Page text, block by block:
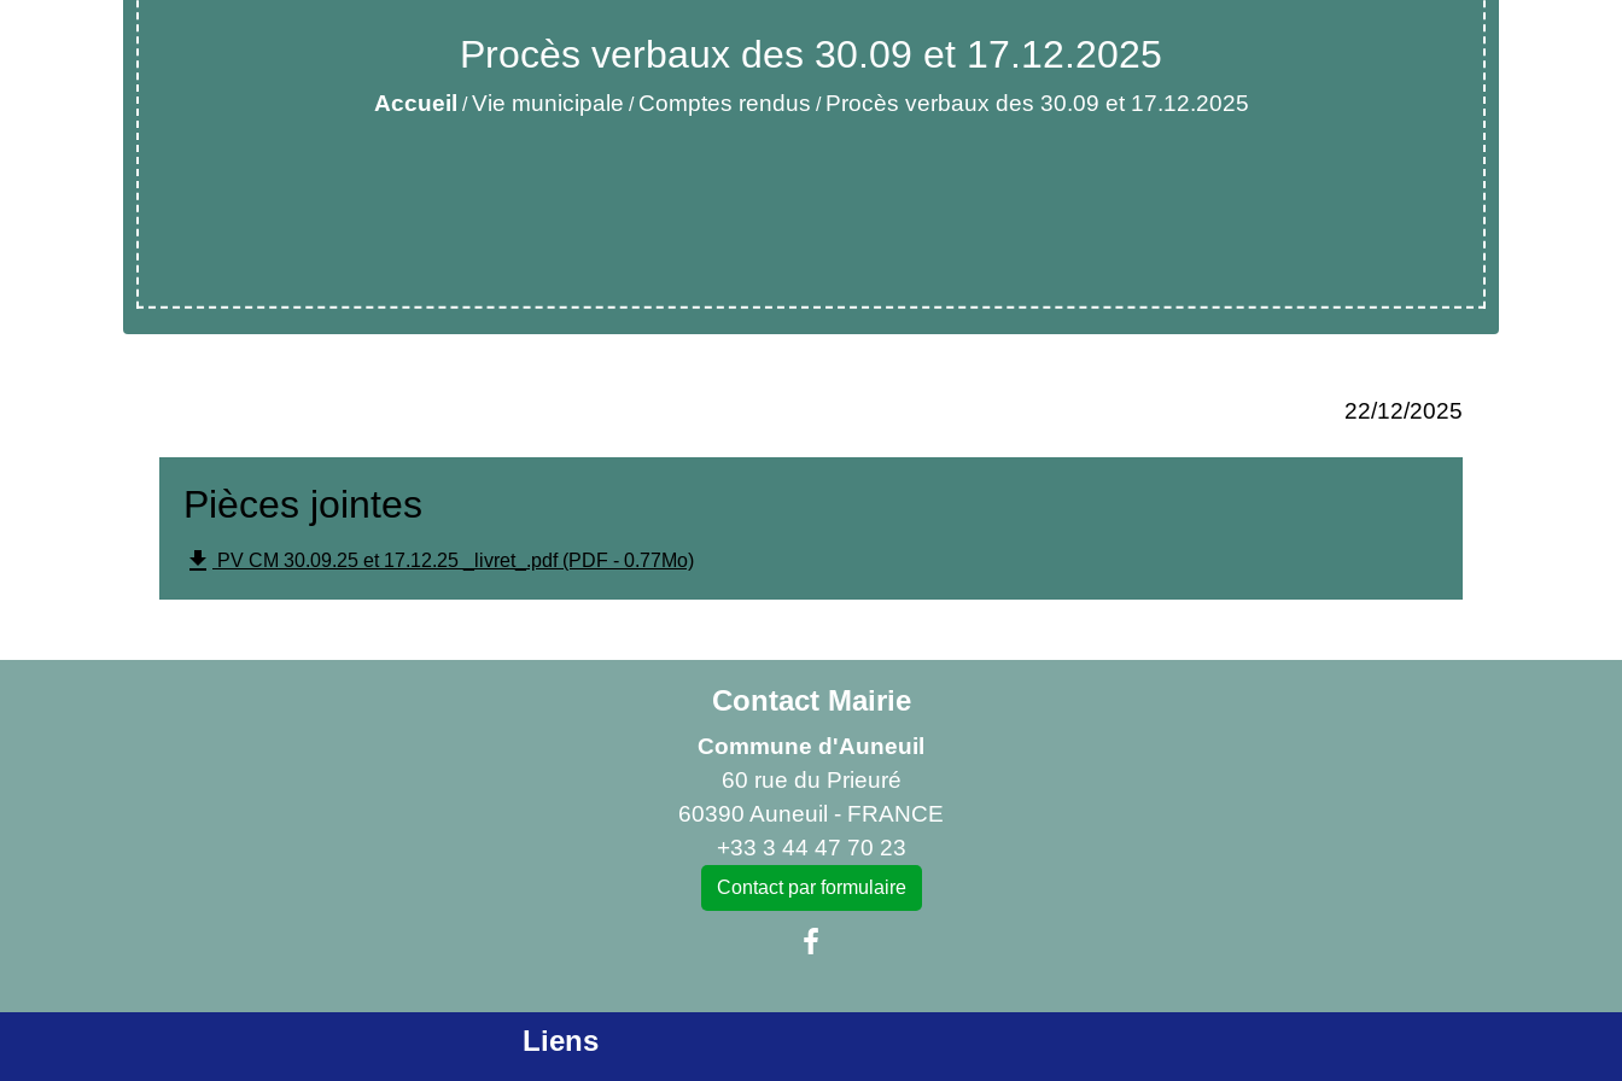
Procès verbaux des 30.09 et 17.12.2025
Accueil /Vie municipale / Comptes rendus / Procès verbaux des 30.09 et 17.12.2025
22/12/2025
Pièces jointes
file_download PV CM 30.09.25 et 17.12.25 _livret_.pdf (PDF - 0.77Mo)
Contact Mairie
Commune d'Auneuil
60 rue du Prieuré
60390 Auneuil - FRANCE
+33 3 44 47 70 23
Contact par formulaire
Liens